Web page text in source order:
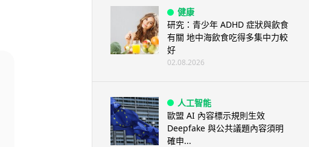
健康
研究：青少年 ADHD 症狀與飲食
有關 地中海飲食吃得多集中力較
好
02.08.2026
人工智能
歐盟 AI 內容標示規則生效
Deepfake 與公共議題內容須明
確申...